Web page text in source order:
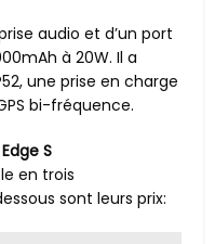
audio et d’un port
à 20W. Il a
une prise en charge
bi-fréquence.
S
en trois
sont leurs prix: